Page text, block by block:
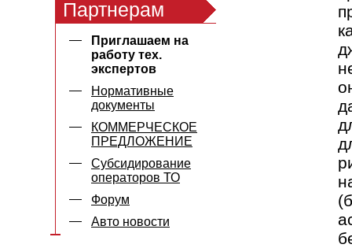
Партнерам
Приглашаем на
работу тех.
экспертов
Нормативные
документы
КОММЕРЧЕСКОЕ
ПРЕДЛОЖЕНИЕ
Субсидирование
операторов ТО
Форум
Авто новости